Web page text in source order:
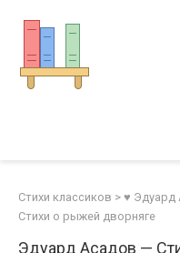
контенту
Стихи классиков > ♥ Эдуард
Стихи о рыжей дворняге
Эдуард Асадов —